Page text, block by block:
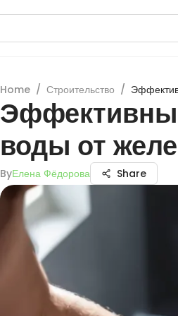
Home / Строительство /
воды от
ByЕлена Фёдорова Share